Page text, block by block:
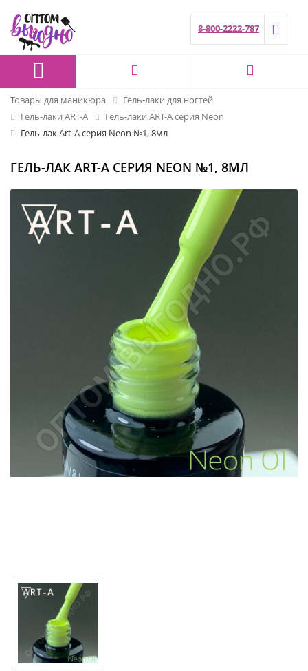
8-800-2222-787
Товары для маникюра
Гель-лаки для ногтей
Гель-лаки ART-A
Гель-лаки ART-A серия Neon
Гель-лак Art-A серия Neon №1, 8мл
ГЕЛЬ-ЛАК ART-A СЕРИЯ NEON №1, 8МЛ